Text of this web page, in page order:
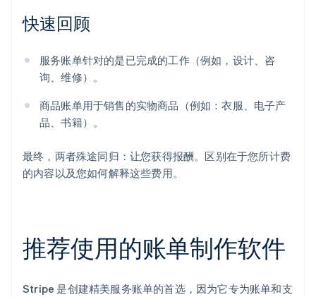
快速回顾
服务账单针对的是已完成的工作（例如，设计、咨
询、维修）。
商品账单用于销售的实物商品（例如：衣服、电子产
品、书籍）。
最终，两者殊途同归：让您获得报酬。区别在于您所计费
的内容以及您如何解释这些费用。
推荐使用的账单制作软件
Stripe 是创建精美服务账单的首选，因为它专为账单和支